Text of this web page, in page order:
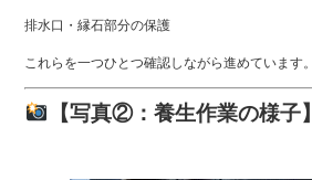
排水口・縁石部分の保護
これらを一つひとつ確認しながら進めています。
【写真②：養生作業の様子】